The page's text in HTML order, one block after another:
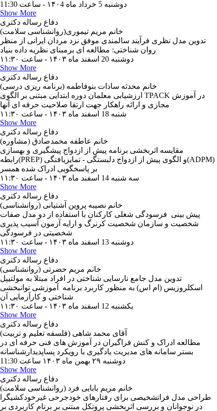
دوشنبه 5 خرداد ماه ۱۴۰4 - ساعت 11:30
Show More
دفاع رساله دکتری
خانم مریم تیموری(روانشناسی سلامت)
تدوین مدل نظری فرآیند سالمندی موفق نزد مردان ایرانی از منظر
روان شناختی: مطالعه ای برمبنای نظریه داده بنیاد
دوشنبه 20 اسفند ماه ۱۴۰۳ - ساعت ۱۱:۳۰
Show More
دفاع رساله دکتری
خانم محدثه سادات بنوفاطمه (برنامه ریزی درسی)
ارزشیابی معلمان دوره ابتدایی مبتنی بر الگوی TPACK در آموزش
مجازی و ارائه راهکار جهت ارتقا صلاحیت حرفه ای آنها
شنبه 18 اسفند ماه ۱۴۰۳ - ساعت ۱۱:۳۰
Show More
دفاع رساله دکتری
خانم عاطفه محمدصادق (مشاوره)
مقایسه اثربخشی برنامه پیش از ازدواج پیشگیری و بهسازی
رابطه(PREP) و الگوی پیش از ازدواج دلبستگی - تمایزیافتگی(ADPM)
بر پاسخگویی ادراک شده همسر
سه شنبه 14 اسفند ماه ۱۴۰۳ - ساعت ۱۱:۳۰
Show More
دفاع رساله دکتری
خانم نصیبه پروین آشتیانی (روانشناسی)
پیش بینی فرسودگی شغلی کارکنان با استفاده از دو مدل صفات
شخصیت و سازمان شخصیت کرنرگ و ارایه آزمون آسیب پذیری
دوشنبه 13 اسفند ماه ۱۴۰۳ - ساعت ۱۱:۳۰
Show More
دفاع رساله دکتری
خانم مریم حضرتی (روانشناسی)
تدوین مدل جامع نارسایی شناختی در افراد مبتلا به مولتیپل
اسکلروزیس (ام اس) به منظور کاربرد برنامه آموزشی توانبخشی
شناختی و کارآزمایی آن
یکشنبه 12 اسفند ماه ۱۴۰۳ - ساعت ۱۱:۳۰
Show More
دفاع رساله دکتری
آقای محمد شاهی (فلسفه تعلیم و تربیت)
مطالعه ادراک و کنش فراگیران در آموزش های فنی حرفه ای در
بستر سامانه های مدیریت یادگیری با رویکرد پساپدیدارشناسانه
دوشنبه ۲۹ بهمن ماه ۱۴۰۳ ساعت 11:30
Show More
دفاع رساله دکتری
خانم مریم بابایی فرد (روانشناسی سلامت)
طراحی مدل فراتشخیصی برای رفتارهای خودجرحی غیرخودکشیگرا
در نوجوانان و بررسی اثربخشی پروتکل مبتنی بر برنام کاربردی بر